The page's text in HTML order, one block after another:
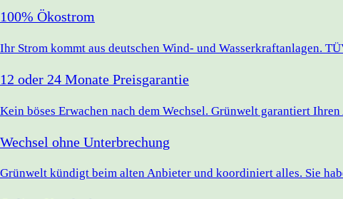
100% Ökostrom
Ihr Strom kommt aus deutschen Wind- und Wasserkraftanlagen.
12 oder 24 Monate Preisgarantie
Kein böses Erwachen nach dem Wechsel. Grünwelt garantiert
Wechsel ohne Unterbrechung
Grünwelt kündigt beim alten Anbieter und koordiniert alles. Sie